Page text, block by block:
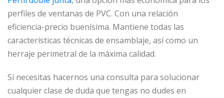
perfiles de ventanas de PVC. Con una relación
eficiencia-precio buenísima. Mantiene todas las
características técnicas de ensamblaje, así como un
herraje perimetral de la máxima calidad.
Si necesitas hacernos una consulta para solucionar
cualquier clase de duda que tengas no dudes en